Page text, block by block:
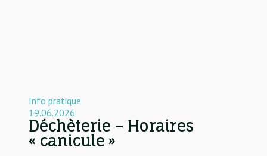
Info pratique
19.06.2026
Déchèterie – Horaires
« canicule »